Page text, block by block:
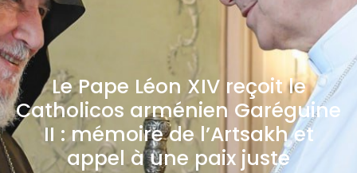
Le Pape Léon XIV reçoit le
Catholicos arménien Garéguine
II : mémoire de l’Artsakh et
appel à une paix juste